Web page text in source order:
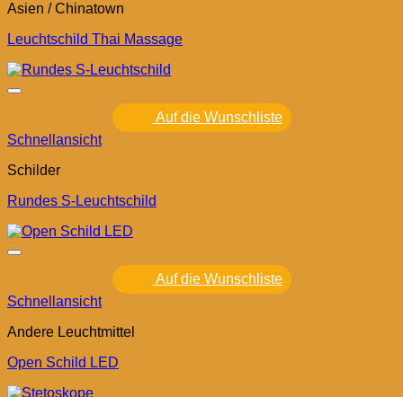
Asien / Chinatown
Leuchtschild Thai Massage
Auf die Wunschliste
Schnellansicht
Schilder
Rundes S-Leuchtschild
Auf die Wunschliste
Schnellansicht
Andere Leuchtmittel
Open Schild LED